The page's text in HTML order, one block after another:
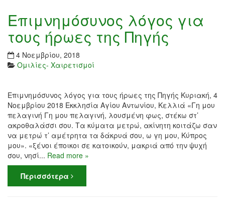
Επιμνημόσυνος λόγος για
τους ήρωες της Πηγής
4 Νοεμβρίου, 2018
Ομιλίες- Χαιρετισμοί
Επιμνημόσυνος λόγος για τους ήρωες της Πηγής Κυριακή, 4
Νοεμβρίου 2018 Εκκλησία Αγίου Αντωνίου, Κελλιά «Γη μου
πελαγινή Γη μου πελαγινή, λουσμένη φως, στέκω στ’
ακροθαλάσσι σου. Τα κύματα μετρώ, ακίνητη κοιτάζω σαν
να μετρώ τ’ αμέτρητα τα δάκρυά σου, ω γη μου, Κύπρος
μου». «ξένοι έποικοι σε κατοικούν, μακριά από την ψυχή
σου, νησί... Read more »
Περισσότερα